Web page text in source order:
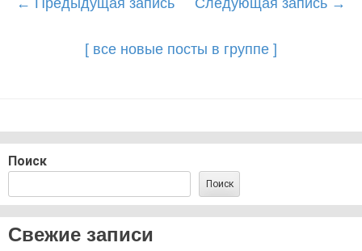
[ все новые посты в группе ]
Поиск
Поиск
Свежие записи